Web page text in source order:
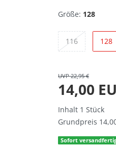
Größe: 128
116 128
UVP 22,95 €
14,00
Inhalt 1 Stück
Grundpreis
Sofort